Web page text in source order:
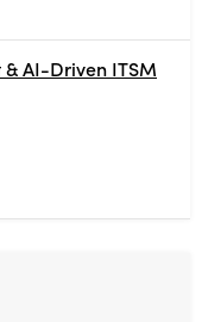
AI-Driven ITSM